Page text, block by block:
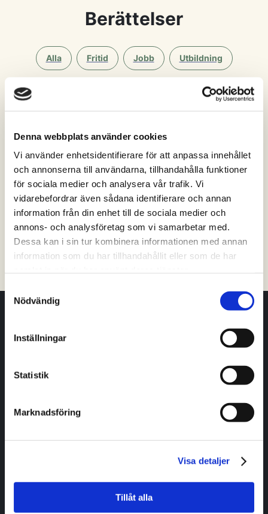
Denna webbplats använder cookies
Vi använder enhetsidentifierare för att anpassa innehållet
och annonserna till användarna, tillhandahålla funktioner
för sociala medier och analysera vår trafik. Vi
vidarebefordrar även sådana identifierare och annan
information från din enhet till de sociala medier och
annons- och analysföretag som vi samarbetar med.
Dessa kan i sin tur kombinera informationen med annan
information som du har tillhandahållit eller som de har
Nödvändig
Inställningar
Statistik
Marknadsföring
Visa detaljer
Tillåt alla
Berättelser
Alla Fritid Jobb Utbildning
Gullspång Götene Hjo Karlsborg
Lidköping Mariestad Skara Skövde
Tibro Tidaholm Töreboda Vara
Filtrera på kommun
Har du frågor eller vill ha hjälp och vägledning?
Berättelser